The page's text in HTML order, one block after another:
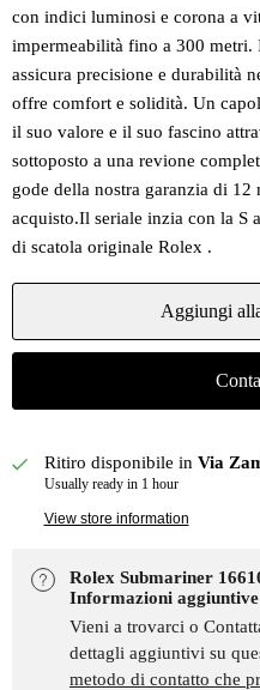
con indici luminosi e corona a
impermeabilità fino a 300
assicura precisione e durabilità
offre comfort e solidità. Un
il suo valore e il suo fascino
sottoposto a una revione
gode della nostra garanzia di
acquisto.Il seriale inzia con la S
di scatola originale Rolex .
Aggiungi
Ritiro disponibile in Via
Usually ready in 1 hour
View store information
Rolex Submariner
Informazioni aggiuntive
Vieni a trovarci o
dettagli aggiuntivi su
metodo di contatto che